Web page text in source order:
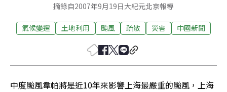
摘錄自2007年9月19日大紀元北京報導
氣候變遷 土地利用 颱風 疏散 災害 中國新聞
中度颱風韋帕將是近10年來影響上海最嚴重的颱風，上海